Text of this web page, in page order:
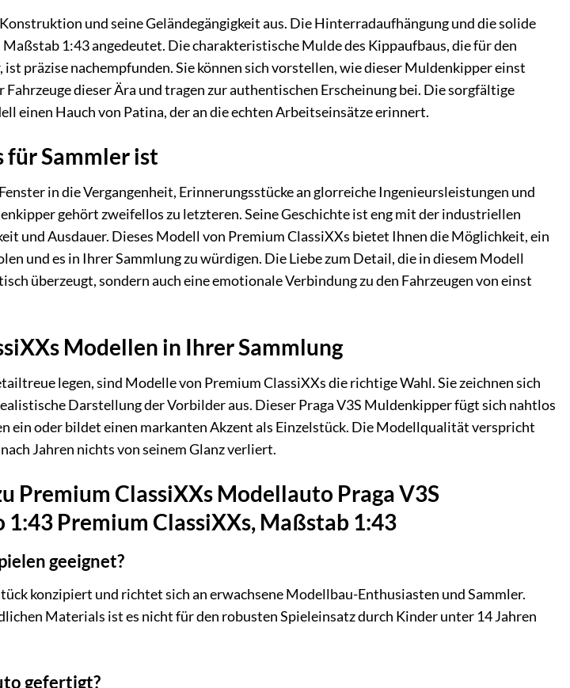
und seine Geländegängigkeit aus. Die Hinterradaufhängung und die solide
1:43 angedeutet. Die charakteristische Mulde des Kippaufbaus, die für den
präzise nachempfunden. Sie können sich vorstellen, wie dieser Muldenkipper einst
Fahrzeuge dieser Ära und tragen zur authentischen Erscheinung bei. Die sorgfältige
einen Hauch von Patina, der an die echten Arbeitseinsätze erinnert.
für Sammler ist
in die Vergangenheit, Erinnerungsstücke an glorreiche Ingenieursleistungen und
gehört zweifellos zu letzteren. Seine Geschichte ist eng mit der industriellen
und Ausdauer. Dieses Modell von Premium ClassiXXs bietet Ihnen die Möglichkeit, ein
und es in Ihrer Sammlung zu würdigen. Die Liebe zum Detail, die in diesem Modell
überzeugt, sondern auch eine emotionale Verbindung zu den Fahrzeugen von einst
Modellen in Ihrer Sammlung
legen, sind Modelle von Premium ClassiXXs die richtige Wahl. Sie zeichnen sich
Darstellung der Vorbilder aus. Dieser Praga V3S Muldenkipper fügt sich nahtlos
ein oder bildet einen markanten Akzent als Einzelstück. Die Modellqualität verspricht
Jahren nichts von seinem Glanz verliert.
Premium ClassiXXs Modellauto Praga V3S
Premium ClassiXXs, Maßstab 1:43
geeignet?
konzipiert und richtet sich an erwachsene Modellbau-Enthusiasten und Sammler.
Materials ist es nicht für den robusten Spieleinsatz durch Kinder unter 14 Jahren
gefertigt?